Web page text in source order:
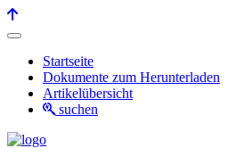
Startseite
Dokumente zum Herunterladen
Artikelübersicht
suchen